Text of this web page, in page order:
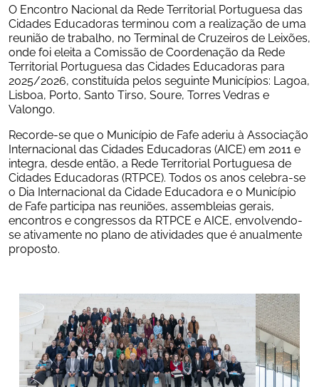
O Encontro Nacional da Rede Territorial Portuguesa das
Cidades Educadoras terminou com a realização de uma
reunião de trabalho, no Terminal de Cruzeiros de Leixões,
onde foi eleita a Comissão de Coordenação da Rede
Territorial Portuguesa das Cidades Educadoras para
2025/2026, constituída pelos seguinte Municípios: Lagoa,
Lisboa, Porto, Santo Tirso, Soure, Torres Vedras e
Valongo.
Recorde-se que o Município de Fafe aderiu à Associação
Internacional das Cidades Educadoras (AICE) em 2011 e
integra, desde então, a Rede Territorial Portuguesa de
Cidades Educadoras (RTPCE). Todos os anos celebra-se
o Dia Internacional da Cidade Educadora e o Município
de Fafe participa nas reuniões, assembleias gerais,
encontros e congressos da RTPCE e AICE, envolvendo-
se ativamente no plano de atividades que é anualmente
proposto.